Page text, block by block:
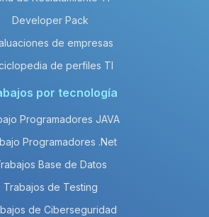
Developer Pack
de empresas
de perfiles TI
por tecnología
Programadores JAVA
Programadores .Net
Base de Datos
Trabajos de Testing
de Ciberseguridad